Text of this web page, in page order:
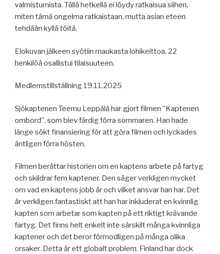
valmistumista. Tällä hetkellä ei löydy ratkaisua siihen,
miten tämä ongelma ratkaistaan, mutta asian eteen
tehdään kyllä töitä.
Elokuvan jälkeen syötiin maukasta lohikeittoa. 22
henkilöä osallistui tilaisuuteen.
Medlemstillställning 19.11.2025
Sjökaptenen Teemu Leppälä har gjort filmen ”Kaptenen
ombord”, som blev färdig förra sommaren. Han hade
länge sökt finansiering för att göra filmen och lyckades
äntligen förra hösten.
Filmen berättar historien om en kaptens arbete på fartyg
och skildrar fem kaptener. Den säger verkligen mycket
om vad en kaptens jobb är och vilket ansvar han har. Det
är verkligen fantastiskt att han har inkluderat en kvinnlig
kapten som arbetar som kapten på ett riktigt krävande
fartyg. Det finns helt enkelt inte särskilt många kvinnliga
kaptener och det beror förmodligen på många olika
orsaker. Detta är ett globalt problem. Finland har dock